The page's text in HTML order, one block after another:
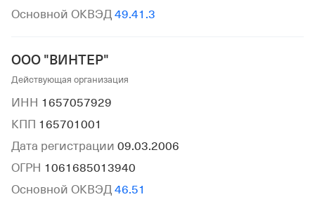
Основной ОКВЭД 49.41.3
ООО "ВИНТЕР"
Действующая организация
ИНН 1657057929
КПП 165701001
Дата регистрации 09.03.2006
ОГРН 1061685013940
Основной ОКВЭД 46.51